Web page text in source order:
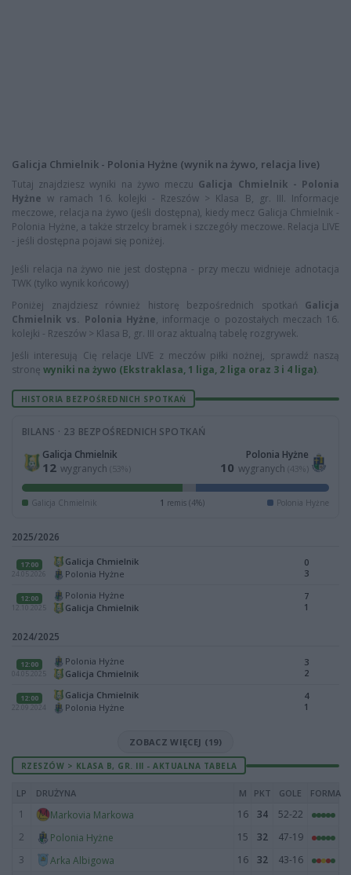
Galicja Chmielnik - Polonia Hyżne (wynik na żywo, relacja live)
Tutaj znajdziesz wyniki na żywo meczu Galicja Chmielnik - Polonia
Hyżne w ramach 16. kolejki - Rzeszów > Klasa B, gr. III. Informacje
meczowe, relacja na żywo (jeśli dostępna), kiedy mecz Galicja Chmielnik -
Polonia Hyżne, a także strzelcy bramek i szczegóły meczowe. Relacja LIVE
- jeśli dostępna pojawi się poniżej.
Jeśli relacja na żywo nie jest dostępna - przy meczu widnieje adnotacja
TWK (tylko wynik końcowy)
Poniżej znajdziesz również historę bezpośrednich spotkań Galicja
Chmielnik vs. Polonia Hyżne, informacje o pozostałych meczach 16.
kolejki - Rzeszów > Klasa B, gr. III oraz aktualną tabelę rozgrywek.
Jeśli interesują Cię relacje LIVE z meczów piłki nożnej, sprawdź naszą
stronę wyniki na żywo (Ekstraklasa, 1 liga, 2 liga oraz 3 i 4 liga).
HISTORIA BEZPOŚREDNICH SPOTKAŃ
BILANS · 23 BEZPOŚREDNICH SPOTKAŃ
Galicja Chmielnik
12 wygranych (53%)
Polonia Hyżne
10 wygranych (43%)
Galicja Chmielnik 1 remis (4%) Polonia Hyżne
2025/2026
17:00
24.05.2026
Galicja Chmielnik
Polonia Hyżne
0
3
12:00
12.10.2025
Polonia Hyżne
Galicja Chmielnik
7
1
2024/2025
12:00
04.05.2025
Polonia Hyżne
Galicja Chmielnik
3
2
12:00
22.09.2024
Galicja Chmielnik
Polonia Hyżne
4
1
ZOBACZ WIĘCEJ (19)
RZESZÓW > KLASA B, GR. III - AKTUALNA TABELA
LP DRUŻYNA M PKT GOLE FORMA
1 Markovia Markowa 16 34
52-22
2
Polonia Hyżne 15 32
47-19
3
Arka Albigowa 16 32
43-16